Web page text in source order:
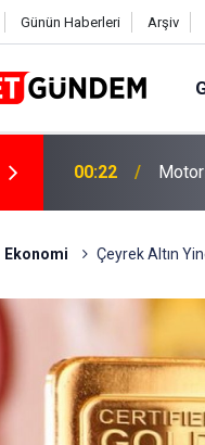
Günün Haberleri Arşiv
15:58
Ekonomi Çeyrek Altın